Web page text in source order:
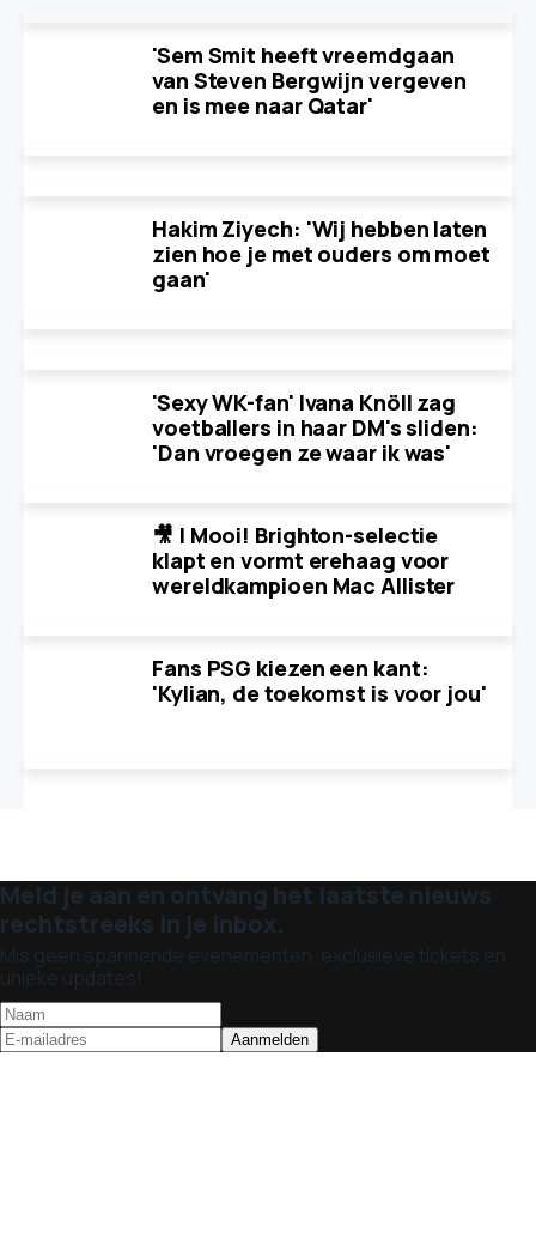
'Sem Smit heeft vreemdgaan
van Steven Bergwijn vergeven
en is mee naar Qatar'
Hakim Ziyech: 'Wij hebben laten
zien hoe je met ouders om moet
gaan'
'Sexy WK-fan' Ivana Knöll zag
voetballers in haar DM's sliden:
'Dan vroegen ze waar ik was'
🎥 | Mooi! Brighton-selectie
klapt en vormt erehaag voor
wereldkampioen Mac Allister
Fans PSG kiezen een kant:
'Kylian, de toekomst is voor jou'
Meld je aan en ontvang het laatste nieuws
rechtstreeks in je inbox.
Mis geen spannende evenementen, exclusieve tickets en
unieke updates!